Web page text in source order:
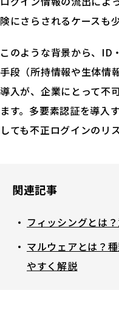
険にさらされるケースも
このような背景から、ID
手段（所持情報や生体情
導入が、企業にとって不
ます。多要素認証を導入
しても不正ログインのリ
関連記事
フィッシングとは
マルウェアとは？
やすく解説